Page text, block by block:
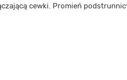
cewki. Promień